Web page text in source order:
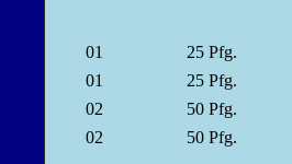
01 25 Pfg.
01
25 Pfg.
02
50 Pfg.
02
50 Pfg.